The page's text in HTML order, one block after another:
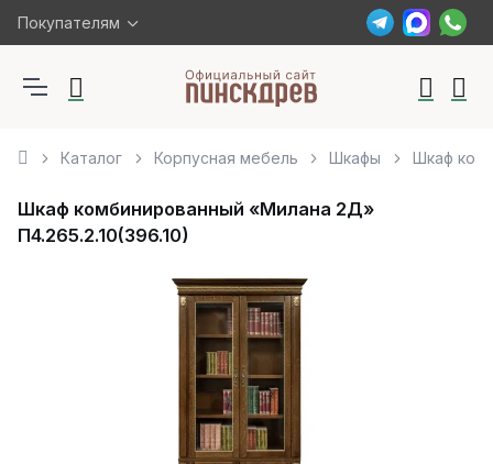
Покупателям
Каталог Корпусная мебель Шкафы Шкаф
Шкаф комбинированный «Милана 2Д»
П4.265.2.10(396.10)